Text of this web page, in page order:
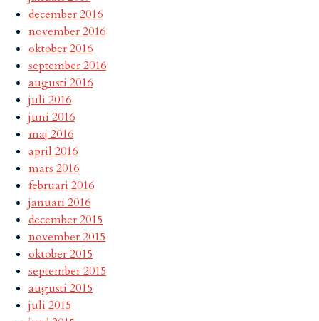
december 2016
november 2016
oktober 2016
september 2016
augusti 2016
juli 2016
juni 2016
maj 2016
april 2016
mars 2016
februari 2016
januari 2016
december 2015
november 2015
oktober 2015
september 2015
augusti 2015
juli 2015